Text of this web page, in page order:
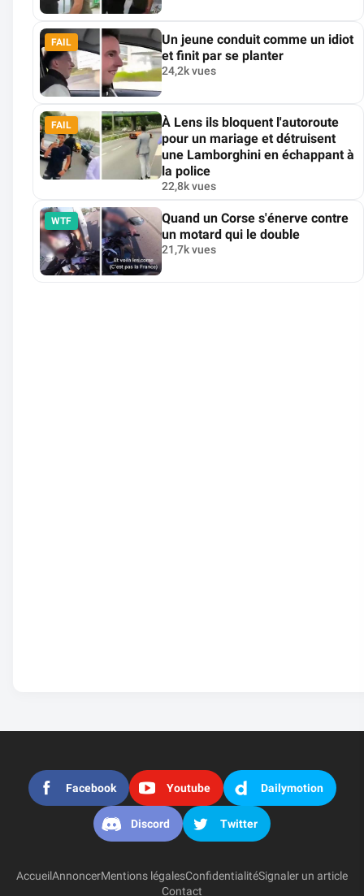
FAIL
Un jeune conduit comme un idiot
et finit par se planter
24,2k vues
FAIL
À Lens ils bloquent l'autoroute
pour un mariage et détruisent
une Lamborghini en échappant à
la police
22,8k vues
WTF
Quand un Corse s'énerve contre
un motard qui le double
21,7k vues
Facebook Youtube Dailymotion
Discord Twitter
AccueilAnnoncerMentions légalesConfidentialitéSignaler un article
Contact